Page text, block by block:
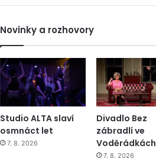
Novinky a rozhovory
Studio ALTA slaví
osmnáct let
7. 8. 2026
Divadlo Bez
zábradlí ve
Voděrádkách
7. 8. 2026